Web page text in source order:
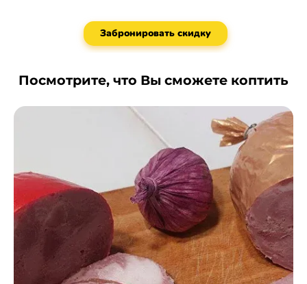
Забронировать скидку
Посмотрите, что Вы сможете коптить